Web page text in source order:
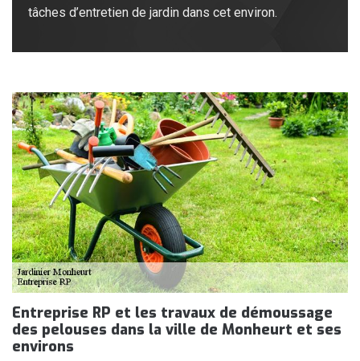
tâches d’entretien de jardin dans cet environ.
Entreprise RP et les travaux de démoussage
des pelouses dans la ville de Monheurt et ses
environs